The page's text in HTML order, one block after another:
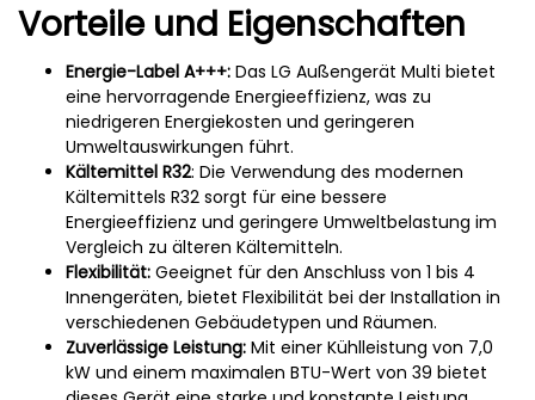
Vorteile und Eigenschaften
Energie-Label A+++: Das LG Außengerät Multi bietet
eine hervorragende Energieeffizienz, was zu
niedrigeren Energiekosten und geringeren
Umweltauswirkungen führt.
Kältemittel R32: Die Verwendung des modernen
Kältemittels R32 sorgt für eine bessere
Energieeffizienz und geringere Umweltbelastung im
Vergleich zu älteren Kältemitteln.
Flexibilität: Geeignet für den Anschluss von 1 bis 4
Innengeräten, bietet Flexibilität bei der Installation in
verschiedenen Gebäudetypen und Räumen.
Zuverlässige Leistung: Mit einer Kühlleistung von 7,0
kW und einem maximalen BTU-Wert von 39 bietet